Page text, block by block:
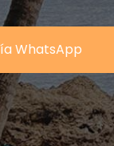
WhatsApp